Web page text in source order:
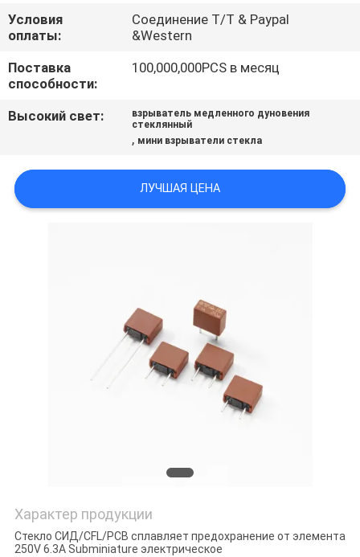
НОВОСТИ
СПРОСИТЕ
ЦИТАТУ
САЙТА
Условия
оплаты:
Соединение T/T & Paypal
&Western
Поставка
способности:
100,000,000PCS в месяц
Высокий свет:
взрыватель медленного дуновения
стеклянный
, мини взрыватели стекла
ЛУЧШАЯ ЦЕНА
Характер продукции
Стекло СИД/CFL/PCB сплавляет предохранение от элемента
250V 6.3A Subminiature электрическое